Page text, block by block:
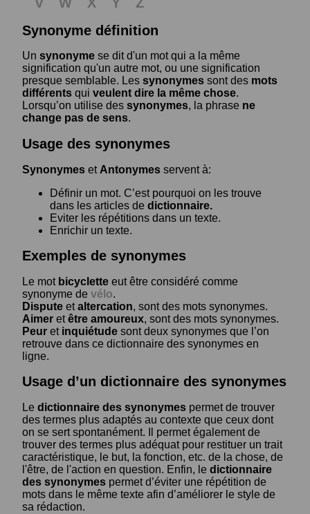
Synonyme définition
Un synonyme se dit d'un mot qui a la même
signification qu'un autre mot, ou une signification
presque semblable. Les synonymes sont des mots
différents qui veulent dire la même chose.
Lorsqu’on utilise des synonymes, la phrase ne
change pas de sens.
Usage des synonymes
Synonymes et Antonymes servent à:
Définir un mot. C’est pourquoi on les trouve
dans les articles de dictionnaire.
Eviter les répétitions dans un texte.
Enrichir un texte.
Exemples de synonymes
Le mot bicyclette eut être considéré comme
synonyme de vélo.
Dispute etaltercation, sont des mots synonymes.
Aimer etêtre amoureux, sont des mots synonymes.
Peur et inquiétude sont deux synonymes que l’on
retrouve dans ce dictionnaire des synonymes en
ligne.
Usage d’un dictionnaire des synonymes
Le dictionnaire des synonymes permet de trouver
des termes plus adaptés au contexte que ceux dont
on se sert spontanément. Il permet également de
trouver des termes plus adéquat pour restituer un trait
caractéristique, le but, la fonction, etc. de la chose, de
l'être, de l'action en question. Enfin, le dictionnaire
des synonymes permet d’éviter une répétition de
mots dans le même texte afin d’améliorer le style de
sa rédaction.